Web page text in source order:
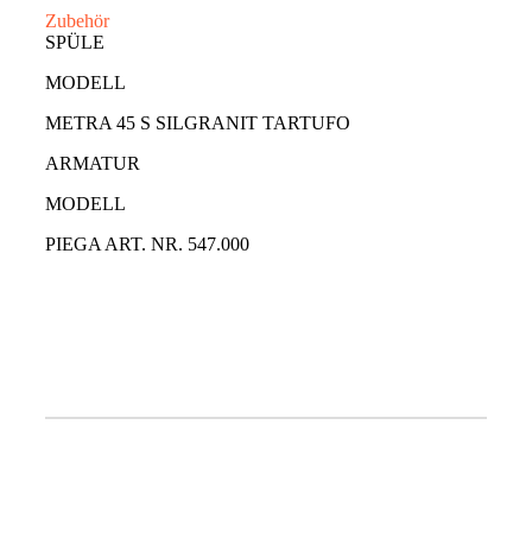
Zubehör
SPÜLE
MODELL
METRA 45 S SILGRANIT TARTUFO
ARMATUR
MODELL
PIEGA ART. NR. 547.000